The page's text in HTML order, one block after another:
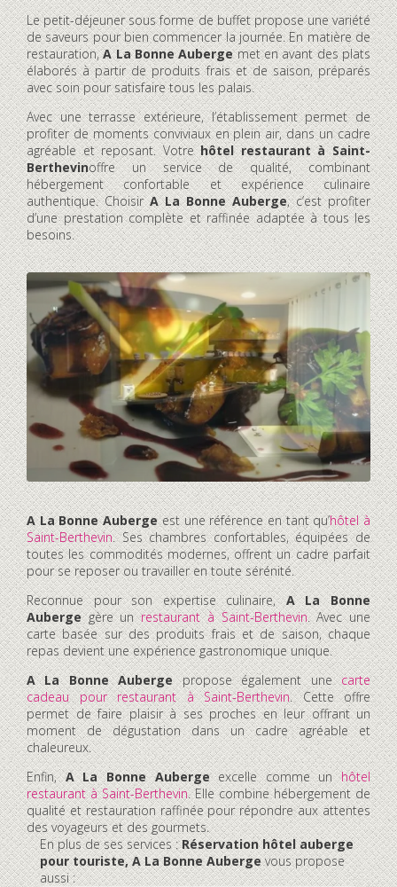
Le petit-déjeuner sous forme de buffet propose une variété
de saveurs pour bien commencer la journée. En matière de
restauration,A La Bonne Aubergemet en avant des plats
élaborés à partir de produits frais et de saison, préparés
avec soin pour satisfaire tous les palais.
Avec une terrasse extérieure, l’établissement permet de
profiter de moments conviviaux en plein air, dans un cadre
agréable et reposant. Votrehôtel restaurant à Saint-
Berthevinoffre un service de qualité, combinant
hébergement confortable et expérience culinaire
authentique. ChoisirA La Bonne Auberge, c’est profiter
d’une prestation complète et raffinée adaptée à tous les
besoins.
A La Bonne Aubergeest une référence en tant qu’hôtel à
Saint-Berthevin. Ses chambres confortables, équipées de
toutes les commodités modernes, offrent un cadre parfait
pour se reposer ou travailler en toute sérénité.
Reconnue pour son expertise culinaire,A La Bonne
Aubergegère unrestaurant à Saint-Berthevin. Avec une
carte basée sur des produits frais et de saison, chaque
repas devient une expérience gastronomique unique.
A La Bonne Aubergepropose également unecarte
cadeau pour restaurant à Saint-Berthevin. Cette offre
permet de faire plaisir à ses proches en leur offrant un
moment de dégustation dans un cadre agréable et
chaleureux.
Enfin,A La Bonne Aubergeexcelle comme unhôtel
restaurant à Saint-Berthevin. Elle combine hébergement de
qualité et restauration raffinée pour répondre aux attentes
des voyageurs et des gourmets.
En plus de ses services :Réservation hôtel auberge
pour touriste, A La Bonne Aubergevous propose
aussi :